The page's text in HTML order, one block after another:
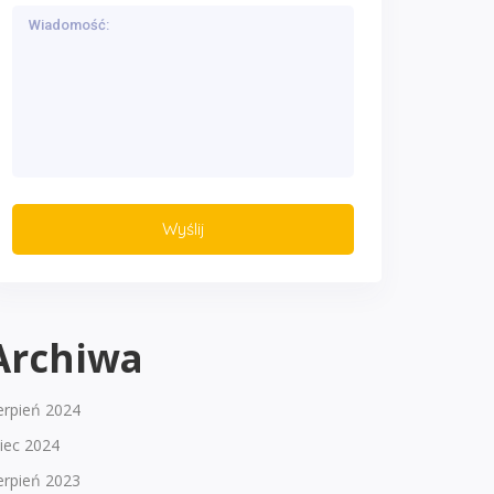
2024
2024
2023